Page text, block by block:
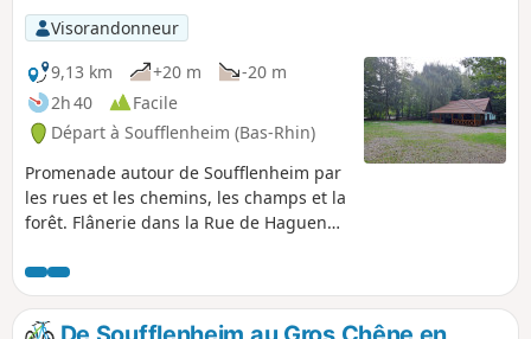
Visorandonneur
9,13 km
+20 m
-20 m
2h 40
Facile
Départ à Soufflenheim (Bas-Rhin)
Promenade autour de Soufflenheim par
les rues et les chemins, les champs et la
forêt. Flânerie dans la Rue de Haguenau